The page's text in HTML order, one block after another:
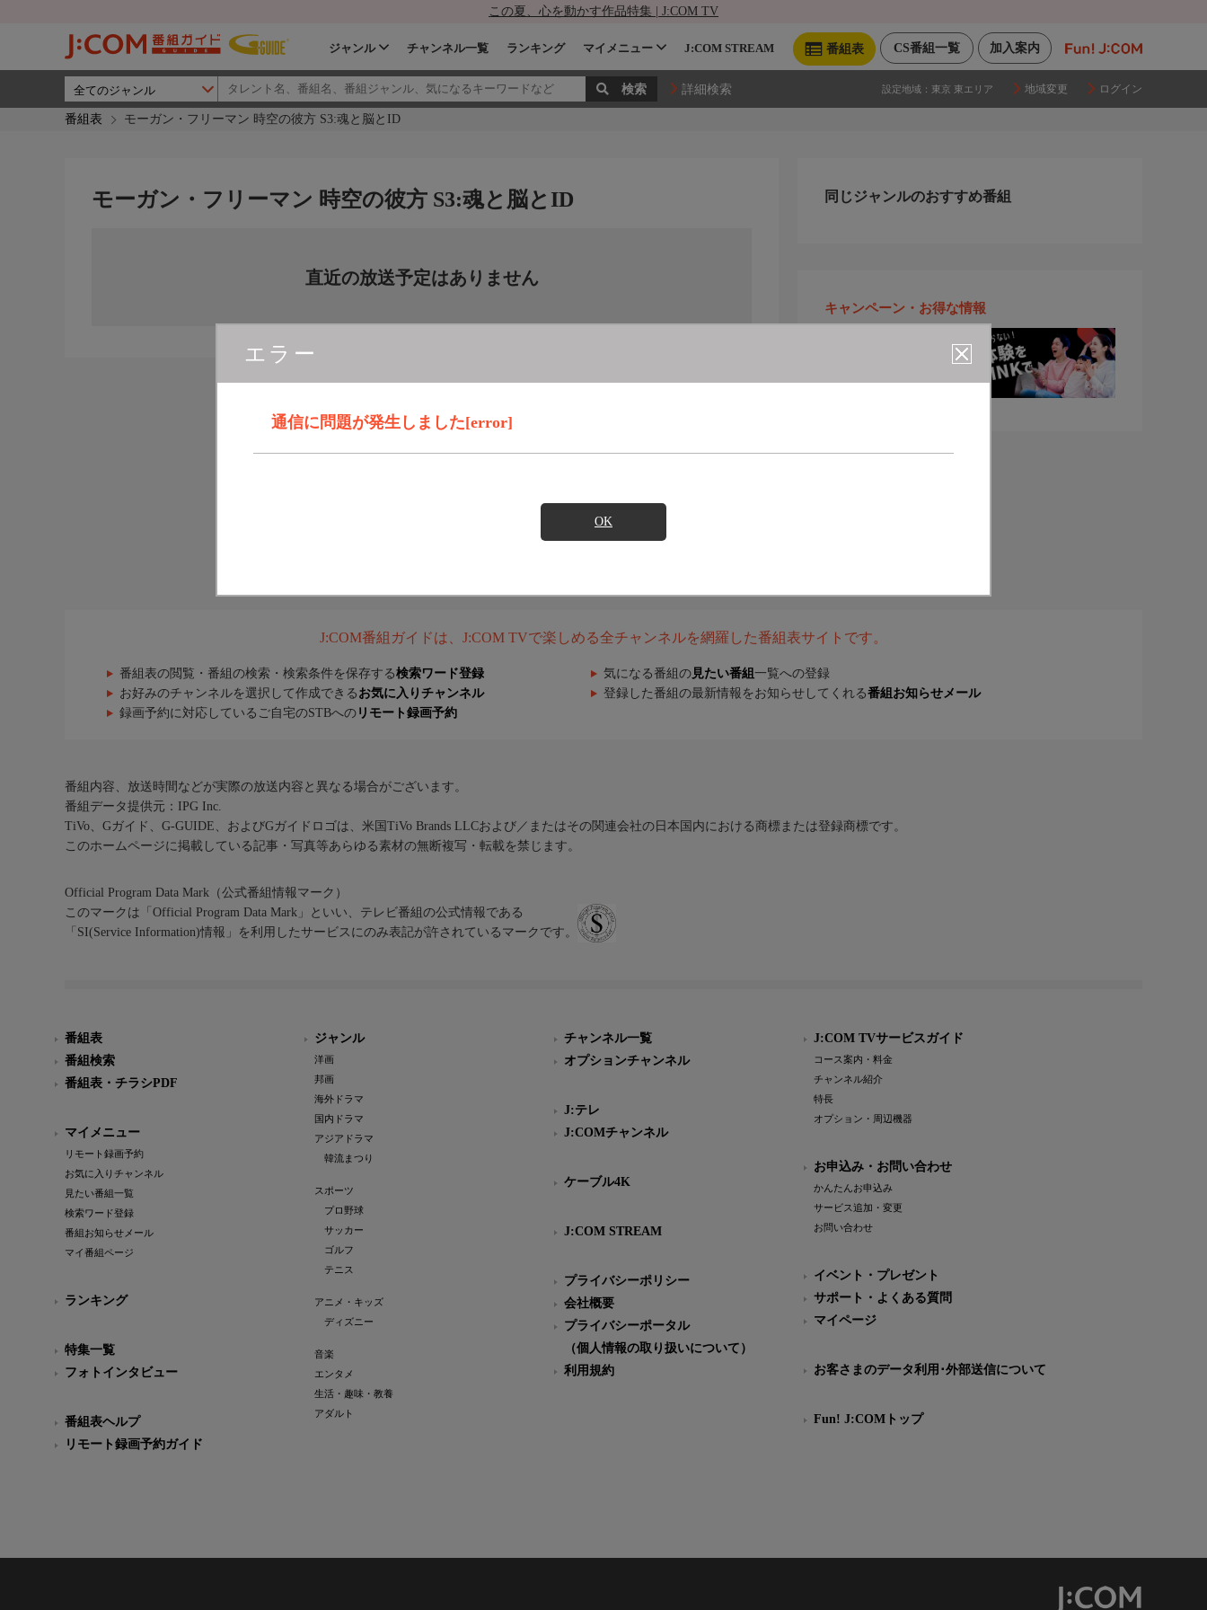
この夏、心を動かす作品特集 | J:COM TV
加入案内
CS番組一覧
番組表
ジャンル チャンネル一覧 ランキング マイメニュー J:COM STREAM
詳細検索 設定地域： 東京 東エリア 地域変更 ログイン
番組表 モーガン・フリーマン 時空の彼方 S3:魂と脳とID
エラー
通信に問題が発生しました[error]
OK
モーガン・フリーマン 時空の彼方 S3:魂と脳とID
直近の放送予定はありません
同じジャンルのおすすめ番組
キャンペーン・お得な情報
J:COM番組ガイドは、J:COM TVで楽しめる全チャンネルを網羅した番組表サイトです。
番組表の閲覧・番組の検索・検索条件を保存する検索ワード登録 気になる番組の 見たい番組 一覧への登録
お好みのチャンネルを選択して作成できる お気に入りチャンネル 登録した番組の最新情報をお知らせしてくれる番組お知らせメール
録画予約に対応しているご自宅のSTBへの リモート録画予約
番組内容、放送時間などが実際の放送内容と異なる場合がございます。
番組データ提供元：IPG Inc.
TiVo、Gガイド、G-GUIDE、およびGガイドロゴは、米国TiVo Brands LLCおよび／またはその関連会社の日本国内における商標または登録商標です。
このホームページに掲載している記事・写真等あらゆる素材の無断複写・転載を禁じます。
Official Program Data Mark（公式番組情報マーク）
このマークは「Official Program Data Mark」といい、テレビ番組の公式情報である
「SI(Service Information)情報」を利用したサービスにのみ表記が許されているマークです。
番組表
番組検索
番組表・チラシPDF
マイメニュー
リモート録画予約
お気に入りチャンネル
見たい番組一覧
検索ワード登録
番組お知らせメール
マイ番組ページ
ランキング
特集一覧
フォトインタビュー
番組表ヘルプ
リモート録画予約ガイド
ジャンル
洋画
邦画
海外ドラマ
国内ドラマ
アジアドラマ
韓流まつり
スポーツ
プロ野球
サッカー
ゴルフ
テニス
アニメ・キッズ
ディズニー
音楽
エンタメ
生活・趣味・教養
アダルト
チャンネル一覧
オプションチャンネル
J:テレ
J:COMチャンネル
ケーブル4K
J:COM STREAM
プライバシーポリシー
会社概要
プライバシーポータル
（個人情報の取り扱いについて）
利用規約
J:COM TVサービスガイド
コース案内・料金
チャンネル紹介
特長
オプション・周辺機器
お申込み・お問い合わせ
かんたんお申込み
サービス追加・変更
お問い合わせ
イベント・プレゼント
サポート・よくある質問
マイページ
お客さまのデータ利用･外部送信について
Fun! J:COMトップ